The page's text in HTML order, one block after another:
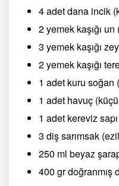
4 adet dana incik
2 yemek kaşığı
3 yemek kaşığı
2 yemek kaşığı
1 adet kuru soğan
1 adet havuç
1 adet kereviz
3 diş sarımsak
250 ml beyaz
400 gr doğranmış